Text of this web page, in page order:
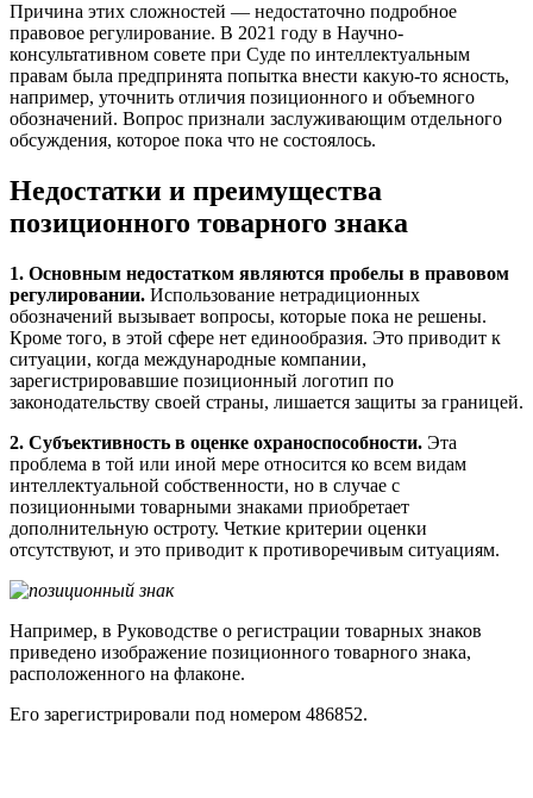
Причина этих сложностей — недостаточно подробное
правовое регулирование. В 2021 году в Научно-
консультативном совете при Суде по интеллектуальным
правам была предпринята попытка внести какую-то ясность,
например, уточнить отличия позиционного и объемного
обозначений. Вопрос признали заслуживающим отдельного
обсуждения, которое пока что не состоялось.
Недостатки и преимущества
позиционного товарного знака
1. Основным недостатком являются пробелы в правовом
регулировании. Использование нетрадиционных
обозначений вызывает вопросы, которые пока не решены.
Кроме того, в этой сфере нет единообразия. Это приводит к
ситуации, когда международные компании,
зарегистрировавшие позиционный логотип по
законодательству своей страны, лишается защиты за границей.
2. Субъективность в оценке охраноспособности. Эта
проблема в той или иной мере относится ко всем видам
интеллектуальной собственности, но в случае с
позиционными товарными знаками приобретает
дополнительную остроту. Четкие критерии оценки
отсутствуют, и это приводит к противоречивым ситуациям.
Например, в Руководстве о регистрации товарных знаков
приведено изображение позиционного товарного знака,
расположенного на флаконе.
Его зарегистрировали под номером 486852.